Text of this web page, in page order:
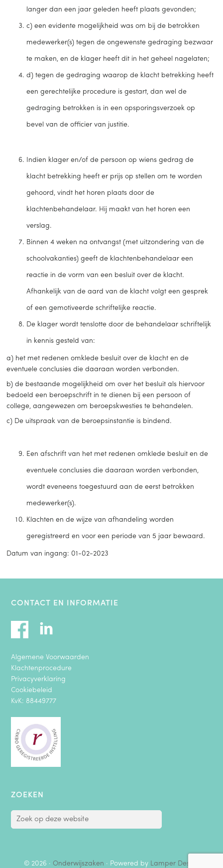
langer dan een jaar geleden heeft plaats gevonden;
c) een evidente mogelijkheid was om bij de betrokken
medewerker(s) tegen de ongewenste gedraging bezwaar
te maken, en de klager heeft dit in het geheel nagelaten;
d) tegen de gedraging waarop de klacht betrekking heeft
een gerechtelijke procedure is gestart, dan wel de
gedraging betrokken is in een opsporingsverzoek op
bevel van de officier van justitie.
Indien klager en/of de persoon op wiens gedrag de
klacht betrekking heeft er prijs op stellen om te worden
gehoord, vindt het horen plaats door de
klachtenbehandelaar. Hij maakt van het horen een
verslag.
Binnen 4 weken na ontvangst (met uitzondering van de
schoolvakanties) geeft de klachtenbehandelaar een
reactie in de vorm van een besluit over de klacht.
Afhankelijk van de aard van de klacht volgt een gesprek
of een gemotiveerde schriftelijke reactie.
De klager wordt tenslotte door de behandelaar schriftelijk
in kennis gesteld van:
a) het met redenen omklede besluit over de klacht en de
eventuele conclusies die daaraan worden verbonden.
b) de bestaande mogelijkheid om over het besluit als hiervoor
bedoeld een beroepschrift in te dienen bij een persoon of
college, aangewezen om beroepskwesties te behandelen.
c) De uitspraak van de beroepsinstantie is bindend.
Een afschrift van het met redenen omklede besluit en de
eventuele conclusies die daaraan worden verbonden,
wordt eveneens toegestuurd aan de eerst betrokken
medewerker(s).
Klachten en de wijze van afhandeling worden
geregistreerd en voor een periode van 5 jaar bewaard.
Datum van ingang: 01-02-2023
CONTACT EN INFORMATIE
Algemene Voorwaarden
Klachtenprocedure
Privacyverklaring
Cookiebeleid
KvK: 88449777
ZOEKEN
© 2026 · Onderwijszaken · Powered by Lamper Design